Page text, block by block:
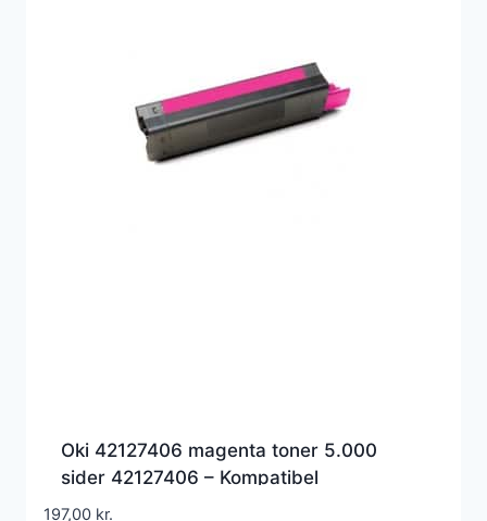
Oki 42127406 magenta toner 5.000
sider 42127406 – Kompatibel
197,00 kr.